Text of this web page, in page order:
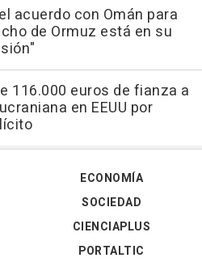
acuerdo con Omán para
de Ormuz está en su
116.000 euros de fianza a
en EEUU por
ECONOMÍA
SOCIEDAD
CIENCIAPLUS
PORTALTIC